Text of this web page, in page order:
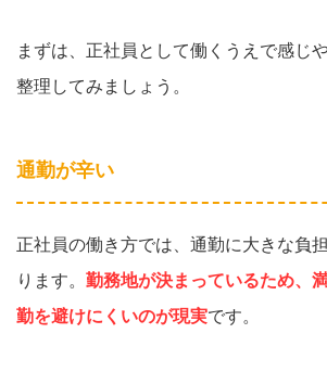
まずは、正社員として働くうえで感じ
整理してみましょう。
通勤が辛い
正社員の働き方では、通勤に大きな負
ります。 勤務地が決まっているため、
勤を避けにくいのが現実です。